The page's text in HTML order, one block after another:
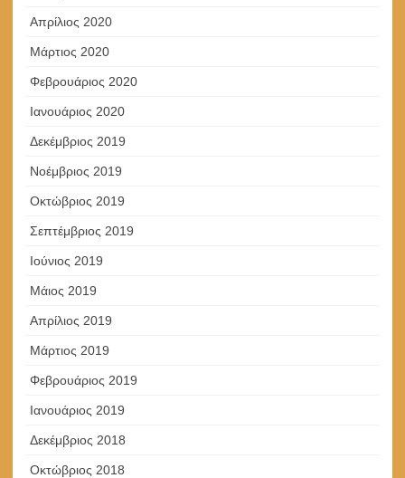
Απρίλιος 2020
Μάρτιος 2020
Φεβρουάριος 2020
Ιανουάριος 2020
Δεκέμβριος 2019
Νοέμβριος 2019
Οκτώβριος 2019
Σεπτέμβριος 2019
Ιούνιος 2019
Μάιος 2019
Απρίλιος 2019
Μάρτιος 2019
Φεβρουάριος 2019
Ιανουάριος 2019
Δεκέμβριος 2018
Οκτώβριος 2018